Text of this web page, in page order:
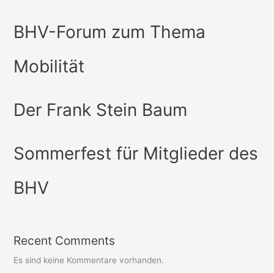
BHV-Forum zum Thema
Mobilität
Der Frank Stein Baum
Sommerfest für Mitglieder des
BHV
Recent Comments
Es sind keine Kommentare vorhanden.